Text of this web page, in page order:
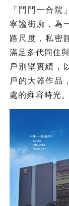
「門門一合院
寧謐街廓，為
路尺度，私密
滿足多代同住
戶別墅實績，
戶的大器作品
處的雍容時光。